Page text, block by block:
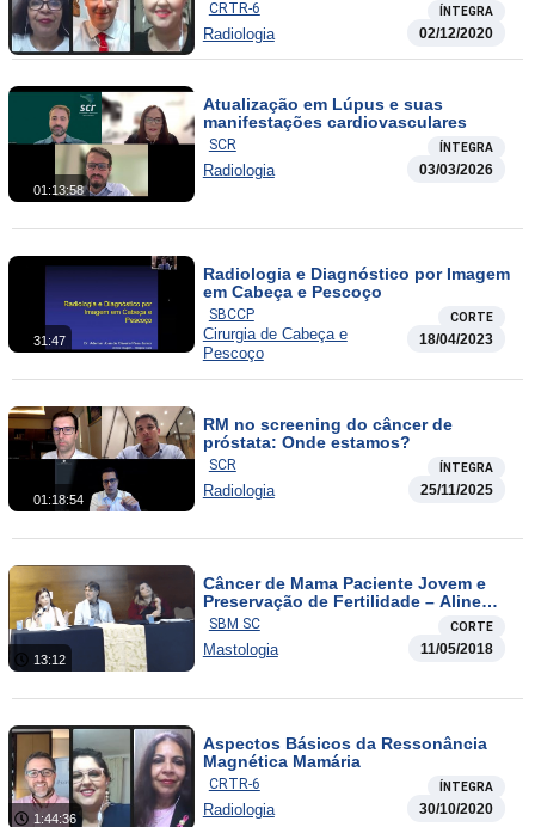
CRTR-6 ÍNTEGRA
Radiologia 02/12/2020
01:13:58
Atualização em Lúpus e suas
manifestações cardiovasculares
SCR ÍNTEGRA
Radiologia 03/03/2026
31:47
Radiologia e Diagnóstico por Imagem
em Cabeça e Pescoço
SBCCP CORTE
Cirurgia de Cabeça e
Pescoço
18/04/2023
01:18:54
RM no screening do câncer de
próstata: Onde estamos?
SCR ÍNTEGRA
Radiologia 25/11/2025
13:12
Câncer de Mama Paciente Jovem e
Preservação de Fertilidade – Aline
Rocha
SBM SC CORTE
Mastologia 11/05/2018
1:44:36
Aspectos Básicos da Ressonância
Magnética Mamária
CRTR-6 ÍNTEGRA
Radiologia 30/10/2020